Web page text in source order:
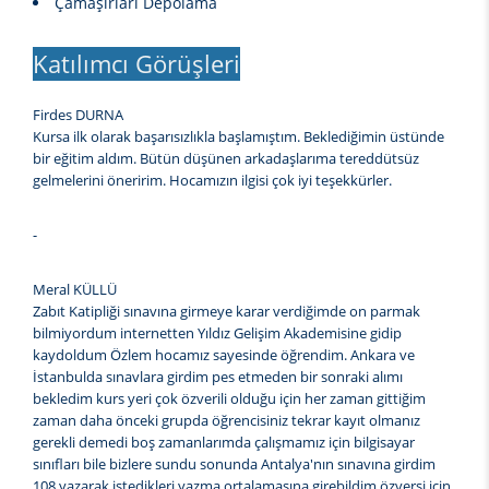
Katılımcı Görüşleri
Firdes DURNA
Kursa ilk olarak başarısızlıkla başlamıştım. Beklediğimin üstünde
bir eğitim aldım. Bütün düşünen arkadaşlarıma tereddütsüz
gelmelerini öneririm. Hocamızın ilgisi çok iyi teşekkürler.
-
Meral KÜLLÜ
Zabıt Katipliği sınavına girmeye karar verdiğimde on parmak
bilmiyordum internetten Yıldız Gelişim Akademisine gidip
kaydoldum Özlem hocamız sayesinde öğrendim. Ankara ve
İstanbulda sınavlara girdim pes etmeden bir sonraki alımı
bekledim kurs yeri çok özverili olduğu için her zaman gittiğim
zaman daha önceki grupda öğrencisiniz tekrar kayıt olmanız
gerekli demedi boş zamanlarımda çalışmamız için bilgisayar
sınıfları bile bizlere sundu sonunda Antalya'nın sınavına girdim